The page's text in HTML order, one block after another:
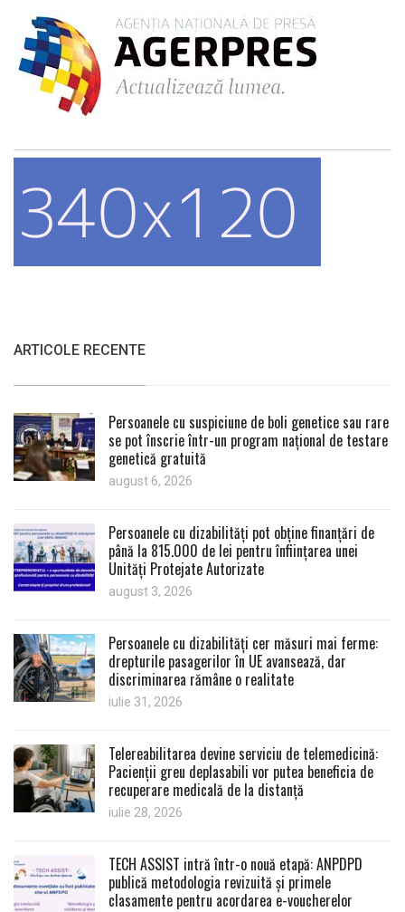
ARTICOLE RECENTE
Persoanele cu suspiciune de boli genetice sau rare
se pot înscrie într-un program național de testare
genetică gratuită
august 6, 2026
Persoanele cu dizabilități pot obține finanțări de
până la 815.000 de lei pentru înființarea unei
Unități Protejate Autorizate
august 3, 2026
Persoanele cu dizabilități cer măsuri mai ferme:
drepturile pasagerilor în UE avansează, dar
discriminarea rămâne o realitate
iulie 31, 2026
Telereabilitarea devine serviciu de telemedicină:
Pacienții greu deplasabili vor putea beneficia de
recuperare medicală de la distanță
iulie 28, 2026
TECH ASSIST intră într-o nouă etapă: ANPDPD
publică metodologia revizuită și primele
clasamente pentru acordarea e-voucherelor